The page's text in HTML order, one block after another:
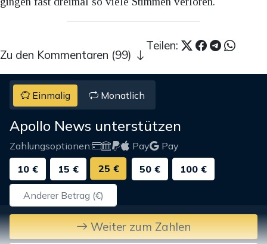
Teilen:
Zu den Kommentaren (99)
Einmalig Monatlich
Apollo News unterstützen
Zahlungsoptionen: Pay
Pay
10 €
15 € 25 € 50 € 100 €
Weiter zum Zahlen